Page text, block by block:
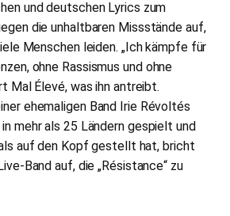
und deutschen Lyrics zum
die unhaltbaren Missstände auf,
Menschen leiden. „Ich kämpfe für
ohne Rassismus und ohne
Mal Élevé, was ihn antreibt.
ehemaligen Band Irie Révoltés
mehr als 25 Ländern gespielt und
auf den Kopf gestellt hat, bricht
Band auf, die „Résistance“ zu